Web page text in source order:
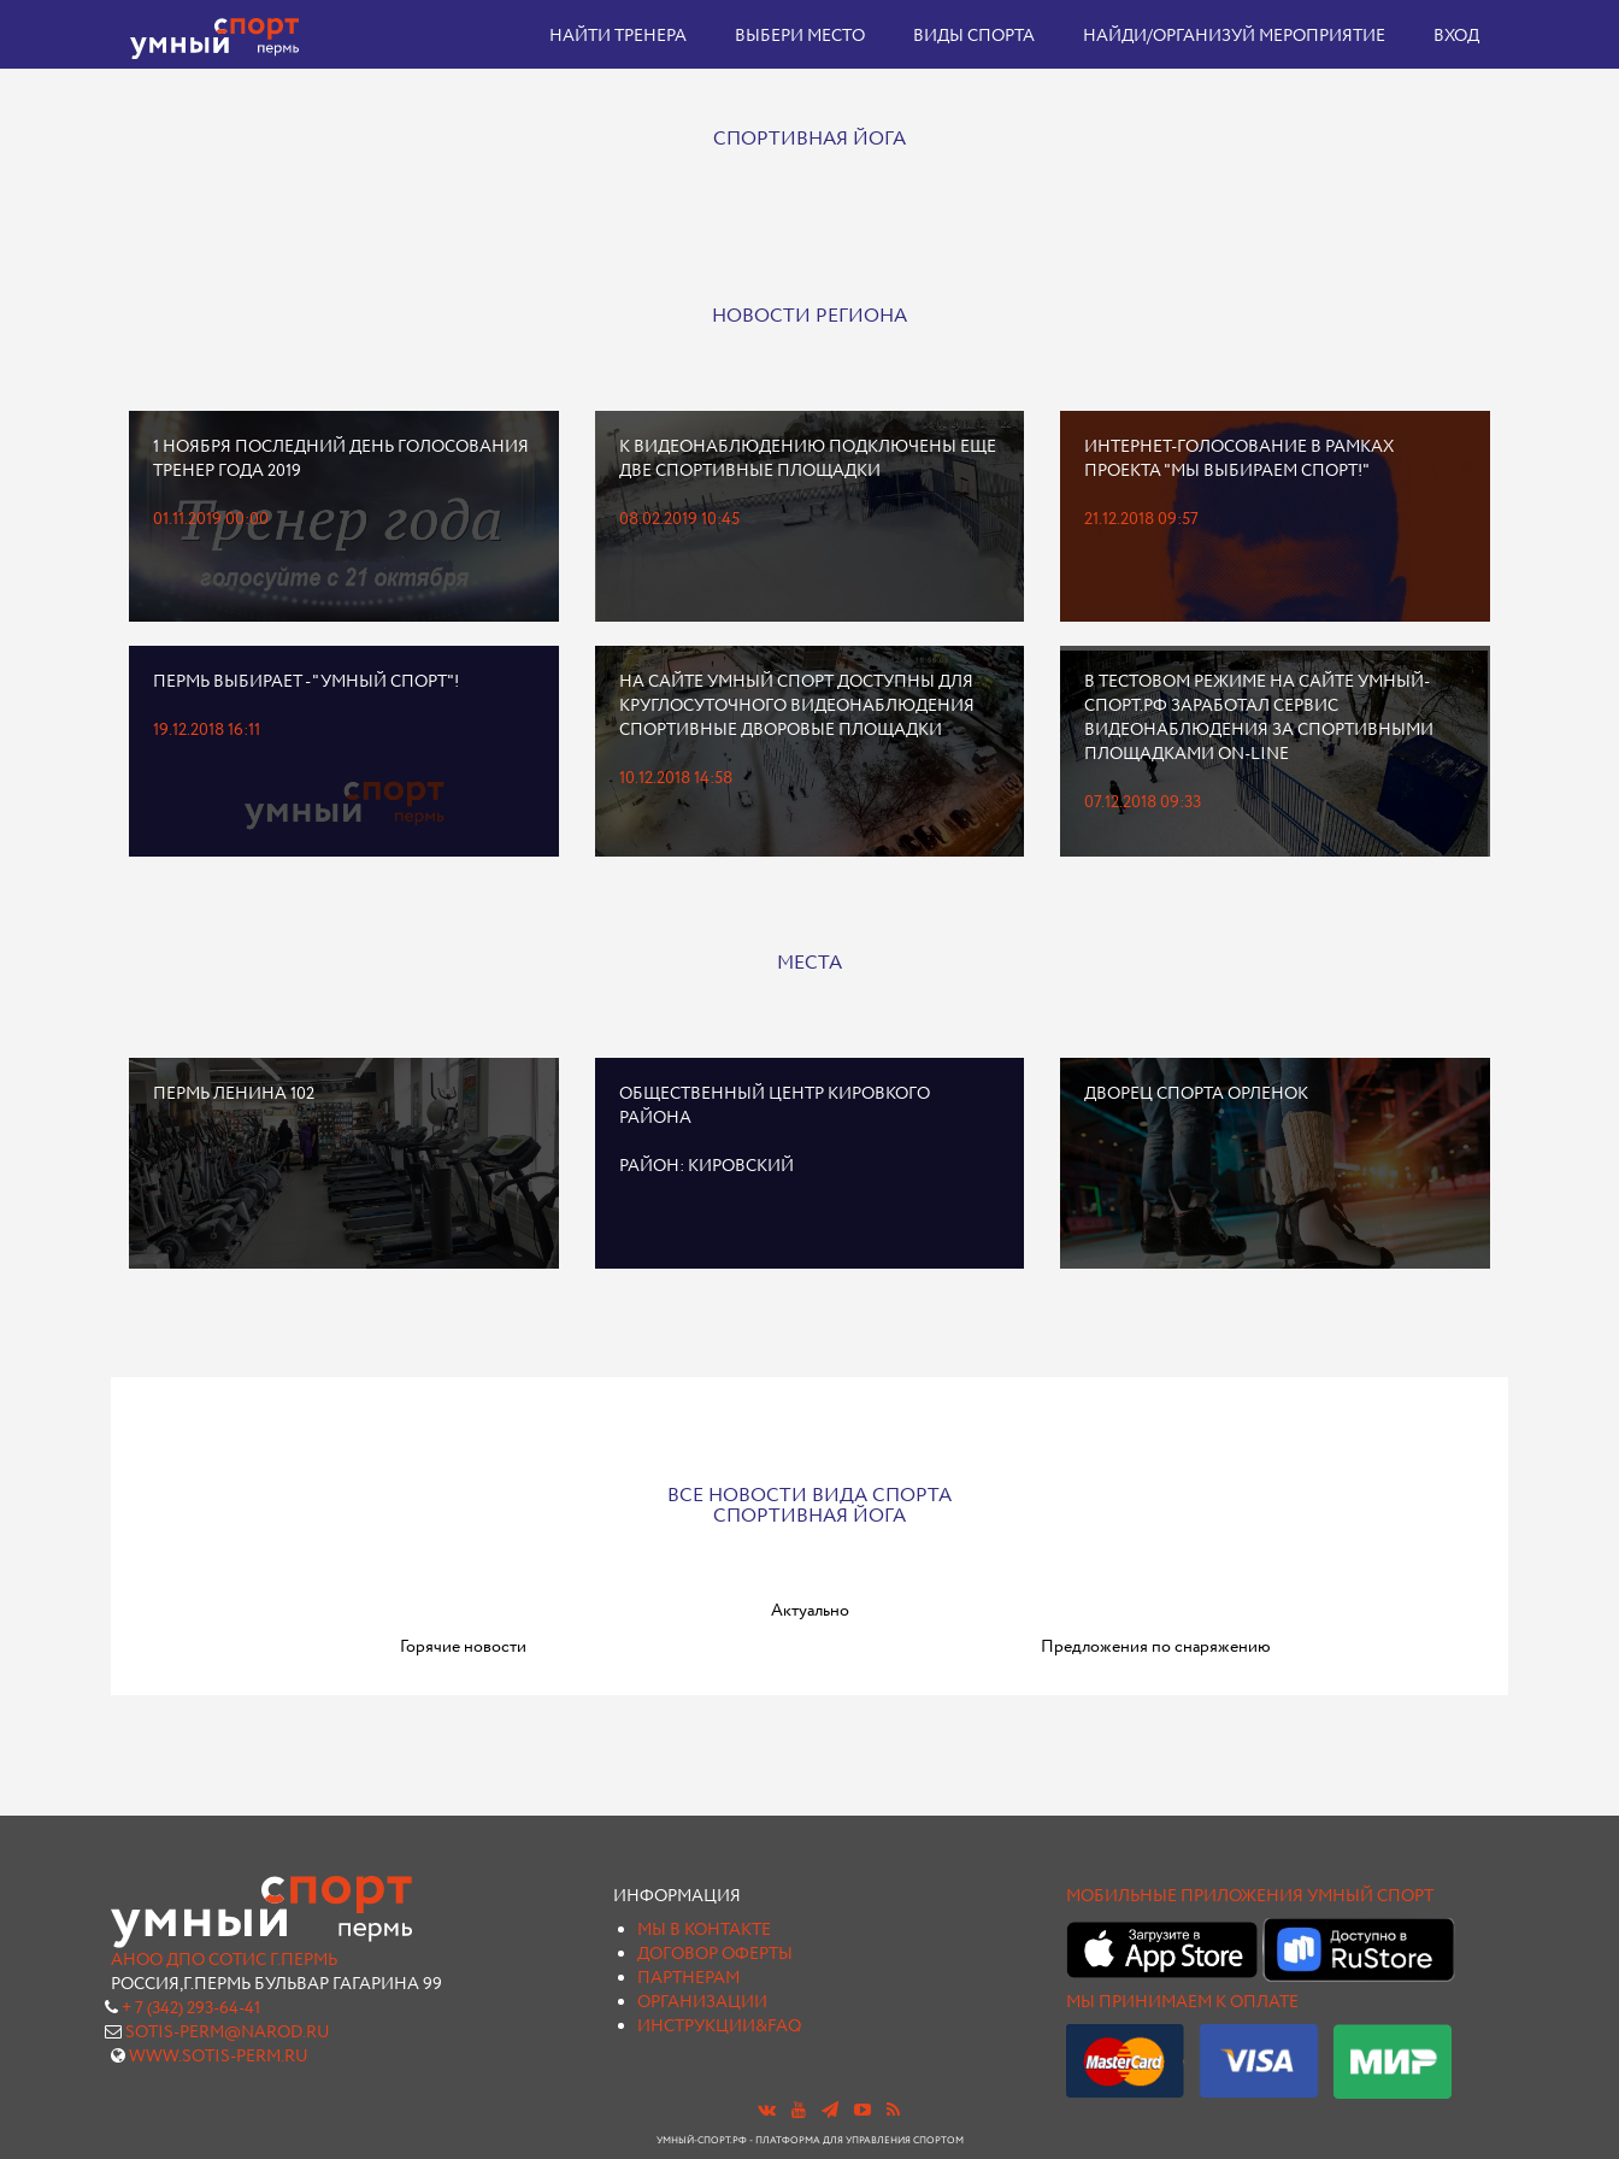
НАЙТИ ТРЕНЕРА ВЫБЕРИ МЕСТО ВИДЫ СПОРТА НАЙДИ/ОРГАНИЗУЙ МЕРОПРИЯТИЕ ВХОД
СПОРТИВНАЯ ЙОГА
НОВОСТИ РЕГИОНА
1 НОЯБРЯ ПОСЛЕДНИЙ ДЕНЬ ГОЛОСОВАНИЯ
ТРЕНЕР ГОДА 2019
01.11.2019 00:00
К ВИДЕОНАБЛЮДЕНИЮ ПОДКЛЮЧЕНЫ ЕЩЕ
ДВЕ СПОРТИВНЫЕ ПЛОЩАДКИ
08.02.2019 10:45
ИНТЕРНЕТ-ГОЛОСОВАНИЕ В РАМКАХ
ПРОЕКТА "МЫ ВЫБИРАЕМ СПОРТ!"
21.12.2018 09:57
ПЕРМЬ ВЫБИРАЕТ - "УМНЫЙ СПОРТ"!
19.12.2018 16:11
НА САЙТЕ УМНЫЙ СПОРТ ДОСТУПНЫ ДЛЯ
КРУГЛОСУТОЧНОГО ВИДЕОНАБЛЮДЕНИЯ
СПОРТИВНЫЕ ДВОРОВЫЕ ПЛОЩАДКИ
10.12.2018 14:58
В ТЕСТОВОМ РЕЖИМЕ НА САЙТЕ УМНЫЙ-
СПОРТ.РФ ЗАРАБОТАЛ СЕРВИС
ВИДЕОНАБЛЮДЕНИЯ ЗА СПОРТИВНЫМИ
ПЛОЩАДКАМИ ON-LINE
07.12.2018 09:33
МЕСТА
ПЕРМЬ ЛЕНИНА 102
ОБЩЕСТВЕННЫЙ ЦЕНТР КИРОВКОГО
РАЙОНА
РАЙОН: КИРОВСКИЙ
ДВОРЕЦ СПОРТА ОРЛЕНОК
ВСЕ НОВОСТИ ВИДА СПОРТА
СПОРТИВНАЯ ЙОГА
Актуально
Горячие новости
Предложения по снаряжению
АНОО ДПО СОТИС Г.ПЕРМЬ
РОССИЯ,Г.ПЕРМЬ БУЛЬВАР ГАГАРИНА 99
+ 7 (342) 293-64-41
SOTIS-PERM@NAROD.RU
WWW.SOTIS-PERM.RU
ИНФОРМАЦИЯ
МЫ В КОНТАКТЕ
ДОГОВОР ОФЕРТЫ
ПАРТНЕРАМ
ОРГАНИЗАЦИИ
ИНСТРУКЦИИ&FAQ
МОБИЛЬНЫЕ ПРИЛОЖЕНИЯ УМНЫЙ СПОРТ
МЫ ПРИНИМАЕМ К ОПЛАТЕ
УМНЫЙ-СПОРТ.РФ - ПЛАТФОРМА ДЛЯ УПРАВЛЕНИЯ СПОРТОМ